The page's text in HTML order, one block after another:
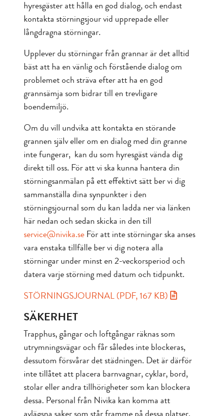
hyresgäster att hålla en god dialog, och endast
kontakta störningsjour vid upprepade eller
långdragna störningar.
Upplever du störningar från grannar är det alltid
bäst att ha en vänlig och förstående dialog om
problemet och sträva efter att ha en god
grannsämja som bidrar till en trevligare
boendemiljö.
Om du vill undvika att kontakta en störande
grannen själv eller om en dialog med din granne
inte fungerar, kan du som hyresgäst vända dig
direkt till oss. För att vi ska kunna hantera din
störningsanmälan på ett effektivt sätt ber vi dig
sammanställa dina synpunkter i den
störningsjournal som du kan ladda ner via länken
här nedan och sedan skicka in den till
service@nivika.seFör att inte störningar ska anses
vara enstaka tillfälle ber vi dig notera alla
störningar under minst en 2-veckorsperiod och
datera varje störning med datum och tidpunkt.
STÖRNINGSJOURNAL (PDF, 167 KB)
SÄKERHET
Trapphus, gångar och loftgångar räknas som
utrymningsvägar och får således inte blockeras,
dessutom försvårar det städningen. Det är därför
inte tillåtet att placera barnvagnar, cyklar, bord,
stolar eller andra tillhörigheter som kan blockera
dessa. Personal från Nivika kan komma att